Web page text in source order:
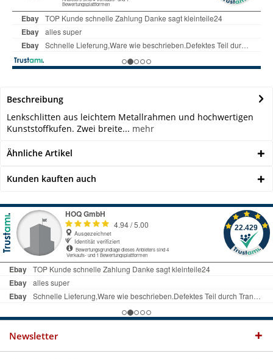
Beschreibung
Lenkschlitten aus leichtem Metallrahmen und hochwertigen
Kunststoffkufen. Zwei breite... mehr
Ähnliche Artikel
Kunden kauften auch
Newsletter